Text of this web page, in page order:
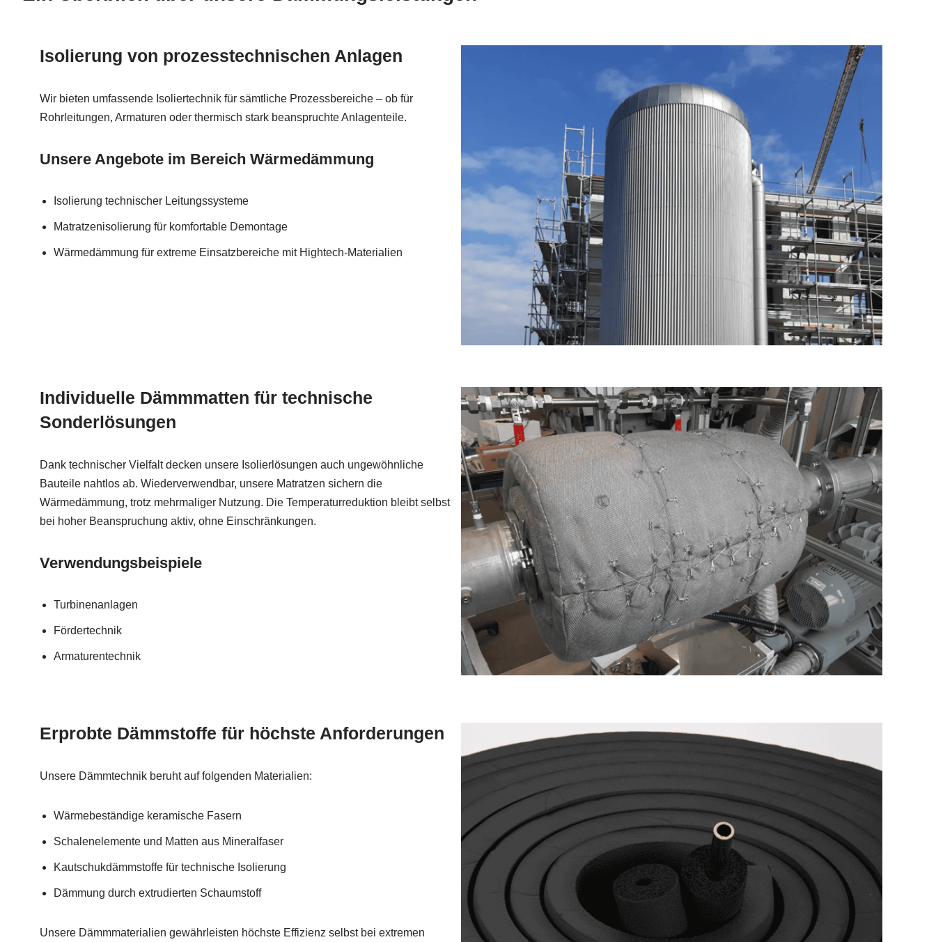
Isolierung von prozesstechnischen Anlagen
Wir bieten umfassende Isoliertechnik für sämtliche Prozessbereiche – ob für
Rohrleitungen, Armaturen oder thermisch stark beanspruchte Anlagenteile.
Unsere Angebote im Bereich Wärmedämmung
Isolierung technischer Leitungssysteme
Matratzenisolierung für komfortable Demontage
Wärmedämmung für extreme Einsatzbereiche mit Hightech-Materialien
Individuelle Dämmmatten für technische
Sonderlösungen
Dank technischer Vielfalt decken unsere Isolierlösungen auch ungewöhnliche
Bauteile nahtlos ab. Wiederverwendbar, unsere Matratzen sichern die
Wärmedämmung, trotz mehrmaliger Nutzung. Die Temperaturreduktion bleibt selbst
bei hoher Beanspruchung aktiv, ohne Einschränkungen.
Verwendungsbeispiele
Turbinenanlagen
Fördertechnik
Armaturentechnik
Erprobte Dämmstoffe für höchste Anforderungen
Unsere Dämmtechnik beruht auf folgenden Materialien:
Wärmebeständige keramische Fasern
Schalenelemente und Matten aus Mineralfaser
Kautschukdämmstoffe für technische Isolierung
Dämmung durch extrudierten Schaumstoff
Unsere Dämmmaterialien gewährleisten höchste Effizienz selbst bei extremen